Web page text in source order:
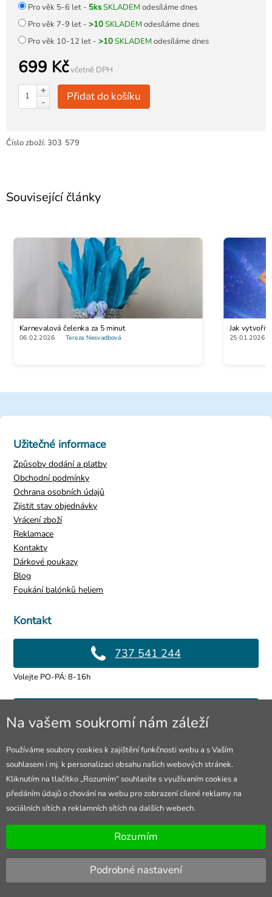
Pro věk 5-6 let - 5ksSKLADEM odesíláme dnes
Pro věk 7-9 let - >10SKLADEM odesíláme dnes
Pro věk 10-12 let - >10SKLADEM odesíláme dnes
699 Kčvčetně DPH
+
-
Přidat do košíku
Číslo zboží: 303 579
Související články
Karnevalová čelenka za 5 minut
06.02.2026 Tereza Nesvadbová
Jak vytvořit
25.01.2026
Kontakt
737 541 244
Volejte PO-PÁ: 8-16h
info@4lol.cz
Prodejna Ostrava
28. října 250/285
Otevřeno Po-Pá 8-16h
Užitečné informace
Způsoby dodání a platby
Obchodní podmínky
Ochrana osobních údajů
Zjistit stav objednávky
Vrácení zboží
Reklamace
Kontakty
Dárkové poukazy
Blog
Foukání balónků heliem
Na vašem soukromí nám záleží
Používáme soubory cookies k zajištění funkčnosti webu a s Vaším
souhlasem i mj. k personalizaci obsahu našich webových stránek.
Kliknutím na tlačítko „Rozumím“ souhlasíte s využívaním cookies a
předáním údajů o chování na webu pro zobrazení cílené reklamy na
sociálních sítích a reklamních sítích na dalších webech.
Rozumím
Podrobné nastavení